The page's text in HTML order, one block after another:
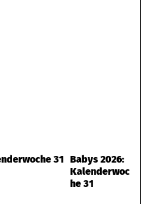
Babys 2026:
Kalenderwoc
he 31